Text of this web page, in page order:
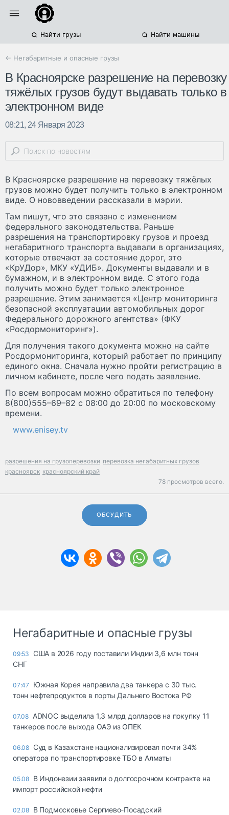
Найти грузы Найти машины
← Негабаритные и опасные грузы
В Красноярске разрешение на перевозку
тяжёлых грузов будут выдавать только в
электронном виде
08:21, 24 Января 2023
В Красноярске разрешение на перевозку тяжёлых
грузов можно будет получить только в электронном
виде. О нововведении рассказали в мэрии.
Там пишут, что это связано с изменением
федерального законодательства. Раньше
разрешения на транспортировку грузов и проезд
негабаритного транспорта выдавали в организациях,
которые отвечают за состояние дорог, это
«КрУДор», МКУ «УДИБ». Документы выдавали и в
бумажном, и в электронном виде. С этого года
получить можно будет только ​электронное
разрешение. Этим занимается «Центр мониторинга
безопасной эксплуатации автомобильных дорог
Федерального дорожного агентства» (ФКУ
«Росдормониторинг»).​
Для получения такого документа можно на сайте
Росдормониторинга, который работает по принципу
единого окна. Сначала нужно пройти регистрацию в
личном кабинете, после чего подать заявление.
По всем вопросам можно обратиться по телефону
8(800)555–69–82 с 08:00 до 20:00 по московскому
времени.
www.enisey.tv
разрешения на грузоперевозки перевозка негабаритных грузов
красноярск красноярский край
78 просмотров всего.
ОБСУДИТЬ
Негабаритные и опасные грузы
09:53
США в 2026 году поставили Индии 3,6 млн тонн
СНГ
07:47
Южная Корея направила два танкера с 30 тыс.
тонн нефтепродуктов в порты Дальнего Востока РФ
07.08 ADNOC выделила 1,3 млрд долларов на покупку 11
танкеров после выхода ОАЭ из ОПЕК
06.08 Суд в Казахстане национализировал почти 34%
оператора по транспортировке ТБО в Алматы
05.08 В Индонезии заявили о долгосрочном контракте на
импорт российской нефти
02.08 В Подмосковье Сергиево-Посадский